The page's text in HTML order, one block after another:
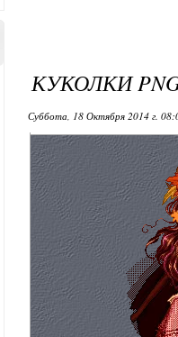
КУКОЛКИ
Суббота, 18 Октября 2014 г.